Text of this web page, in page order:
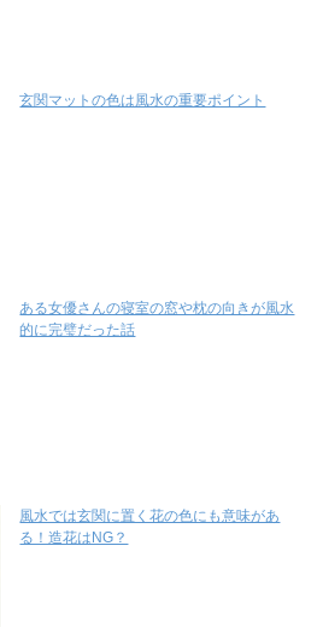
玄関マットの色は風水の重要ポイント
ある女優さんの寝室の窓や枕の向きが風水
的に完璧だった話
風水では玄関に置く花の色にも意味があ
る！造花はNG？